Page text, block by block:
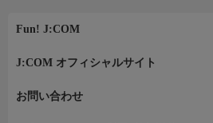
Fun! J:COM
J:COM オフィシャルサイト
お問い合わせ